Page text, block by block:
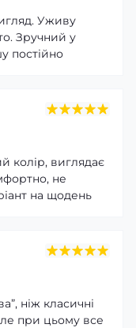
Уживу
Зручний у
постійно
колір, виглядає
не
на щодень
ніж класичні
при цьому все